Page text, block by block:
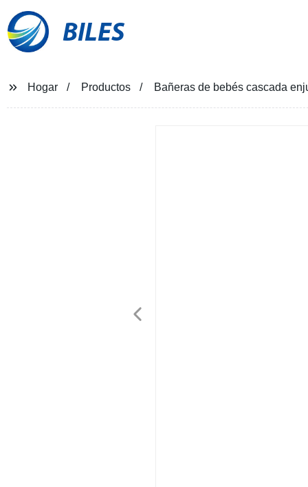
BILES
Hogar Productos Bañeras de bebés cascada